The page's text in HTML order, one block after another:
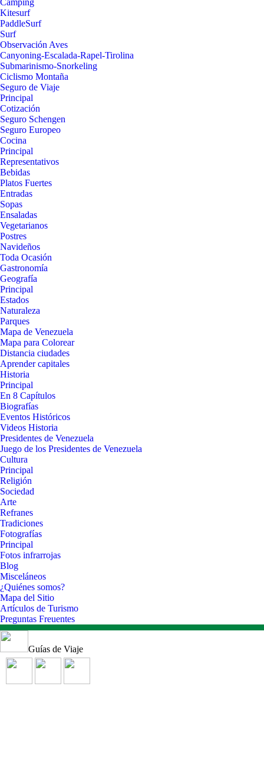
Camping
Kitesurf
PaddleSurf
Surf
Observación Aves
Canyoning-Escalada-Rapel-Tirolina
Submarinismo-Snorkeling
Ciclismo Montaña
Seguro de Viaje
Principal
Cotización
Seguro Schengen
Seguro Europeo
Cocina
Principal
Representativos
Bebidas
Platos Fuertes
Entradas
Sopas
Ensaladas
Vegetarianos
Postres
Navideños
Toda Ocasión
Gastronomía
Geografía
Principal
Estados
Naturaleza
Parques
Mapa de Venezuela
Mapa para Colorear
Distancia ciudades
Aprender capitales
Historia
Principal
En 8 Capítulos
Biografías
Eventos Históricos
Videos Historia
Presidentes de Venezuela
Juego de los Presidentes de Venezuela
Cultura
Principal
Religión
Sociedad
Arte
Refranes
Tradiciones
Fotografías
Principal
Fotos infrarrojas
Blog
Misceláneos
¿Quiénes somos?
Mapa del Sitio
Artículos de Turismo
Preguntas Freuentes
Guías de Viaje